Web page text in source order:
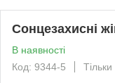
Сонцезахисні
В наявності
Код: 9344-5